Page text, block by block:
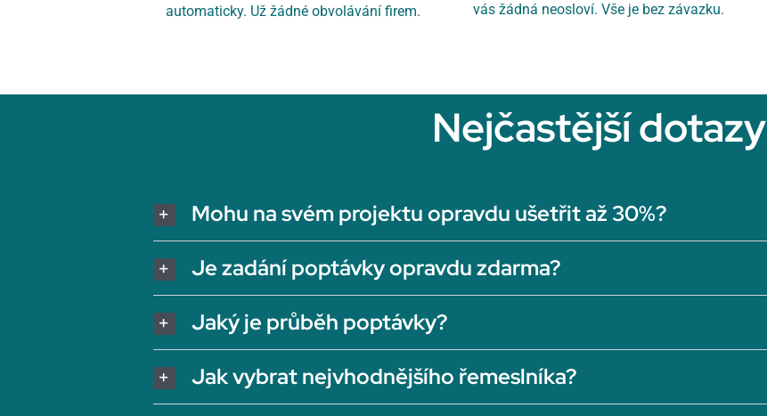
automaticky. Už žádné obvolávání firem.
vás žádná neosloví. Vše je bez závazku.
Nejčastější dotazy
Mohu na svém projektu opravdu ušetřit až 30%?
Je zadání poptávky opravdu zdarma?
Jaký je průběh poptávky?
Jak vybrat nejvhodnějšího řemeslníka?